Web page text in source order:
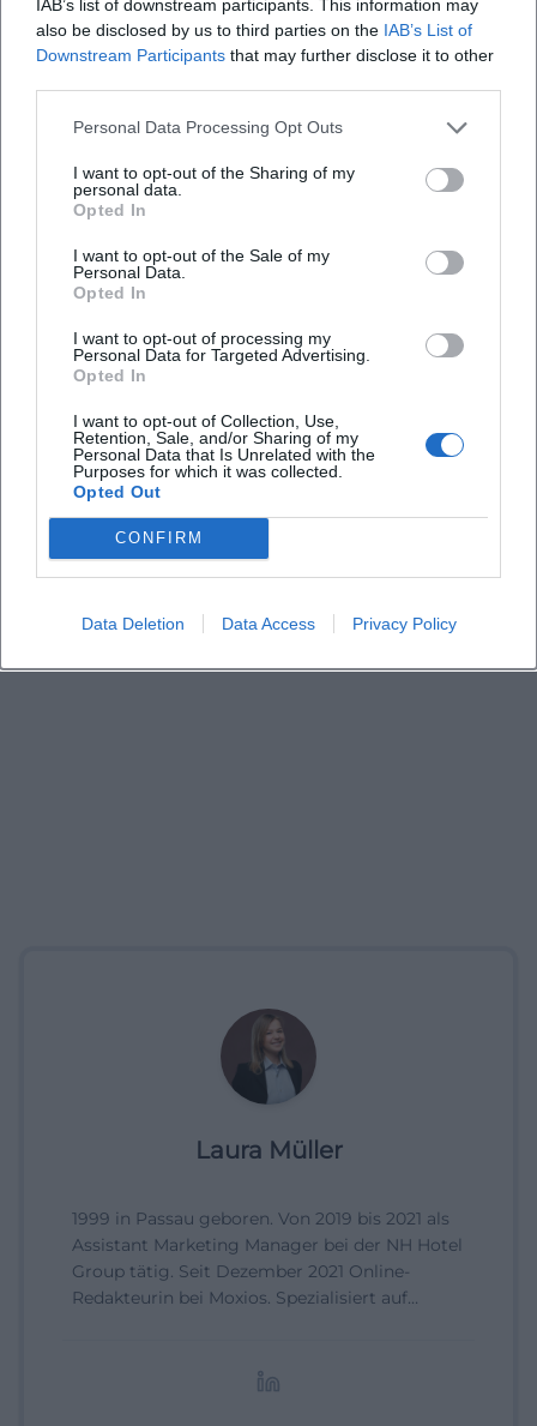
IAB’s list of downstream participants. This information may
also be disclosed by us to third parties on the IAB’s List of
Downstream Participants that may further disclose it to other
Personal Data Processing Opt Outs
I want to opt-out of the Sharing of my
personal data.
Opted In
I want to opt-out of the Sale of my
Personal Data.
Opted In
I want to opt-out of processing my
Personal Data for Targeted Advertising.
Opted In
I want to opt-out of Collection, Use,
Retention, Sale, and/or Sharing of my
Personal Data that Is Unrelated with the
Purposes for which it was collected.
Opted Out
CONFIRM
Data Deletion Data Access Privacy Policy
Map unavailable
Laura Müller
1999 in Passau geboren. Von 2019 bis 2021 als
Assistant Marketing Manager bei der NH Hotel
Group tätig. Seit Dezember 2021 Online-
Redakteurin bei Moxios. Spezialisiert auf